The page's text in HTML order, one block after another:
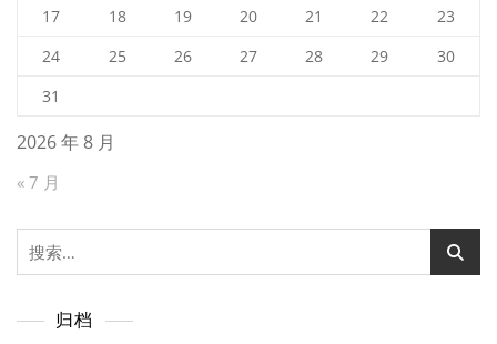
2026 年 8 月
17
18 19 20 21 22
23
24
25 26 27 28 29
30
31
« 7 月
搜
索：
归档